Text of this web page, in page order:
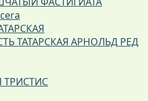
ТАТАРСКАЯ АРНОЛЬД РЕД
ТРИСТИС